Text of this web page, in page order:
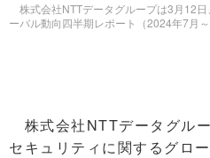
株式会社NTTデータグループは3月12
ーバル動向四半期レポート（2024年7月～
株式会社NTTデータグル
セキュリティに関するグロ